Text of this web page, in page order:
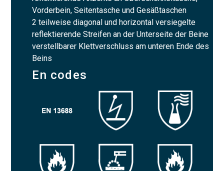
Vorderbein, Seitentasche und Gesäßtaschen
2 teilweise diagonal und horizontal versiegelte
reflektierende Streifen an der Unterseite der Beine
verstellbarer Klettverschluss am unteren Ende des
Beins
En codes